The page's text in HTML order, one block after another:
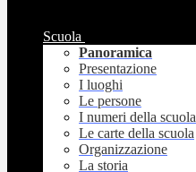
Scuola
Panoramica
Presentazione
I luoghi
Le persone
I numeri della scuola
Le carte della scuola
Organizzazione
La storia